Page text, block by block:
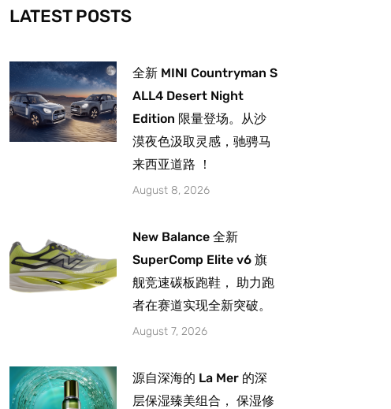
-
f
m
LATEST POSTS
全新 MINI Countryman S
ALL4 Desert Night
Edition 限量登场。从沙
漠夜色汲取灵感，驰骋马
来西亚道路 ！
August 8, 2026
New Balance 全新
SuperComp Elite v6 旗
舰竞速碳板跑鞋， 助力跑
者在赛道实现全新突破。
August 7, 2026
源自深海的 La Mer 的深
层保湿臻美组合， 保湿修